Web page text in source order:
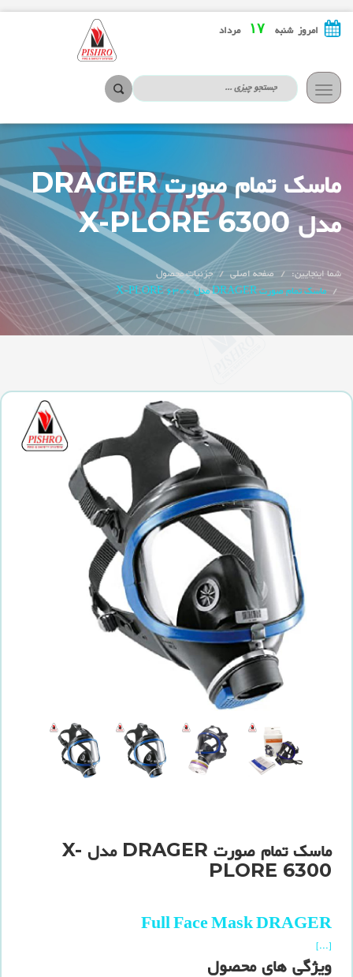
امروز شنبه مرداد
تعویض
ناوبری
ماسک تمام صورت DRAGER
مدل X-PLORE 6300
شما اینجایین: صفحه اصلی
جزئیات محصول
ماسک تمام صورت DRAGER مدل X-PLORE 6300
ماسک تمام صورت DRAGER مدل X-
PLORE 6300
Full Face Mask DRAGER
[...]
ویژگی های محصول